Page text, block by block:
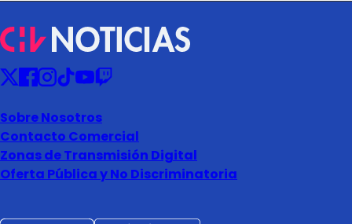
Sobre Nosotros
Contacto Comercial
Zonas de Transmisión Digital
Oferta Pública y No Discriminatoria